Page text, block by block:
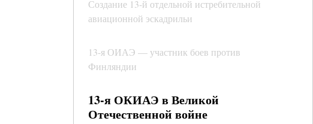
Создание 13-й отдельной истребительной
авиационной эскадрильи
13-я ОИАЭ — участник боев против
Финляндии
13-я ОКИАЭ в Великой
Отечественной войне